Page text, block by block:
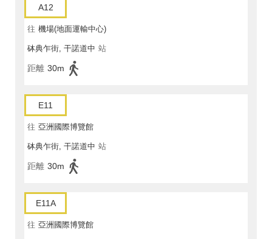
A12
往 機場(地面運輸中心)
砵典乍街, 干諾道中 站
距離 30m
E11
往 亞洲國際博覽館
砵典乍街, 干諾道中 站
距離 30m
E11A
往 亞洲國際博覽館